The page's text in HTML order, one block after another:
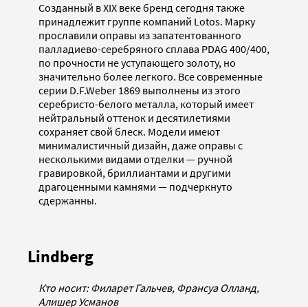
Созданный в XIX веке бренд сегодня также
принадлежит группe компаний Lotos. Марку
прославили оправы из запатентованного
палладиево-серебряного сплава PDAG 400/400,
по прочности не уступающего золоту, но
значительно более легкого. Все современные
серии D.F.Weber 1869 выполнены из этого
серебристо-белого металла, который имеет
нейтральный оттенок и десятилетиями
сохраняет свой блеск. Модели имеют
минималистичный дизайн, даже оправы с
несколькими видами отделки — ручной
гравировкой, бриллиантами и другими
драгоценными камнями — подчеркнуто
сдержанны.
Lindberg
Кто носит: Филарет Гальчев, Франсуа Олланд,
Алишер Усманов